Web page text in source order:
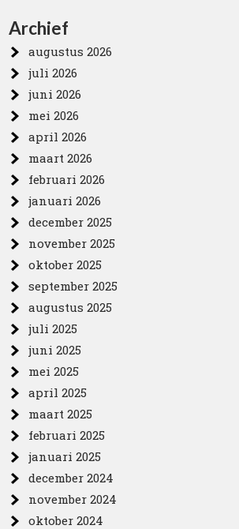
Archief
augustus 2026
juli 2026
juni 2026
mei 2026
april 2026
maart 2026
februari 2026
januari 2026
december 2025
november 2025
oktober 2025
september 2025
augustus 2025
juli 2025
juni 2025
mei 2025
april 2025
maart 2025
februari 2025
januari 2025
december 2024
november 2024
oktober 2024